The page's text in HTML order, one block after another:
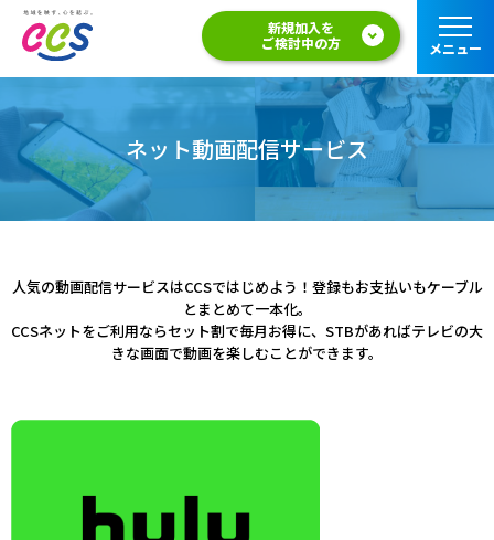
新規加入を
ご検討中の方
メニュー
ネット動画配信サービス
人気の動画配信サービスはCCSではじめよう！登録もお支払いもケーブル
とまとめて一本化。
CCSネットをご利用ならセット割で毎月お得に、STBがあればテレビの大
きな画面で動画を楽しむことができます。